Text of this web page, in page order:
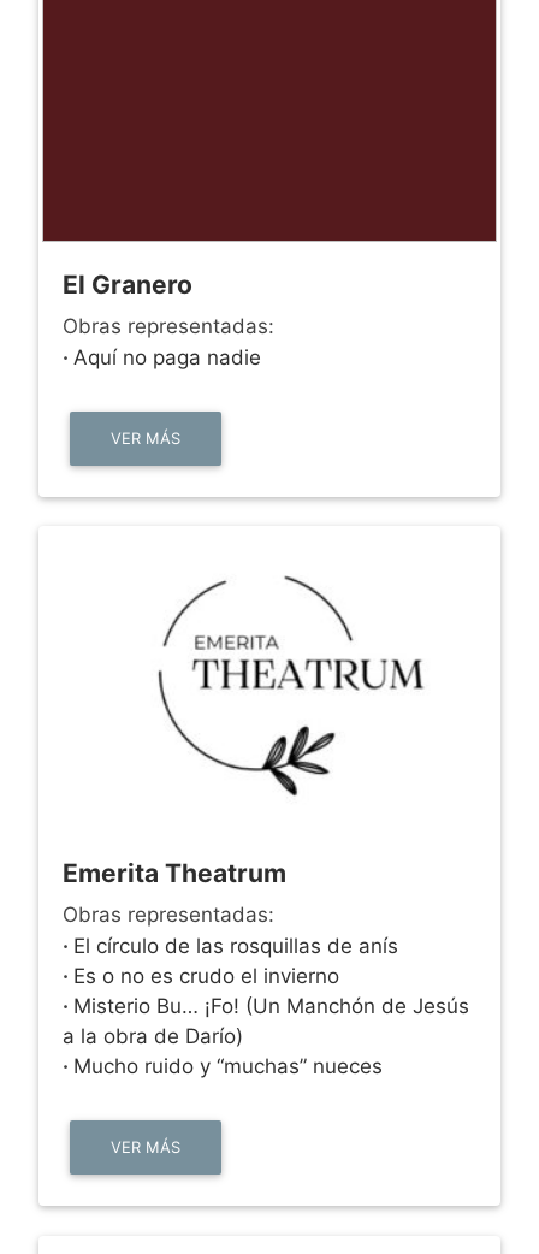
El Granero
Obras representadas:
· Aquí no paga nadie
VER MÁS
Emerita Theatrum
Obras representadas:
· El círculo de las rosquillas de anís
· Es o no es crudo el invierno
· Misterio Bu… ¡Fo! (Un Manchón de Jesús
a la obra de Darío)
· Mucho ruido y “muchas” nueces
VER MÁS